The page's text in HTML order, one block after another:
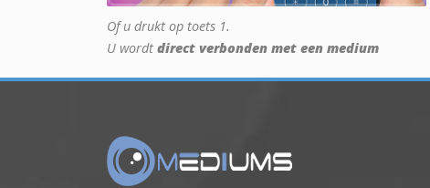
Of u drukt op toets 1.
U wordt direct verbonden met een medium